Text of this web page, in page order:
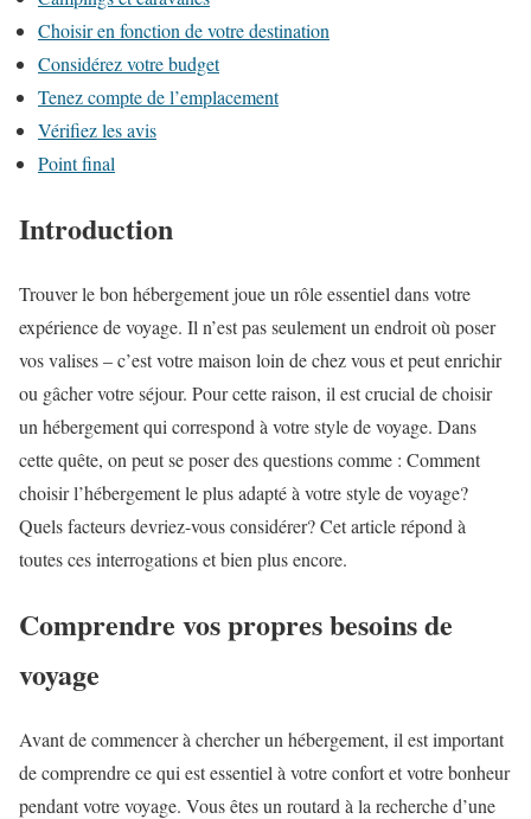
Choisir en fonction de votre destination
Considérez votre budget
Tenez compte de l’emplacement
Vérifiez les avis
Point final
Introduction
Trouver le bon hébergement joue un rôle essentiel dans votre
expérience de voyage. Il n’est pas seulement un endroit où poser
vos valises – c’est votre maison loin de chez vous et peut enrichir
ou gâcher votre séjour. Pour cette raison, il est crucial de choisir
un hébergement qui correspond à votre style de voyage. Dans
cette quête, on peut se poser des questions comme : Comment
choisir l’hébergement le plus adapté à votre style de voyage?
Quels facteurs devriez-vous considérer? Cet article répond à
toutes ces interrogations et bien plus encore.
Comprendre vos propres besoins de
voyage
Avant de commencer à chercher un hébergement, il est important
de comprendre ce qui est essentiel à votre confort et votre bonheur
pendant votre voyage. Vous êtes un routard à la recherche d’une